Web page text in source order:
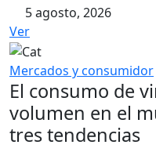
5 agosto, 2026
Ver
Mercados y consumidor
El consumo de
volumen en el
tres tendencias